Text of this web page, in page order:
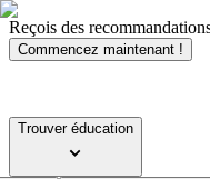
Reçois des
Commencez maintenant !
Trouver éducation